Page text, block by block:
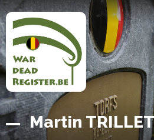
Direkt
zum
Inhalt
Startseite
Belgian
WarMartin TRILLET